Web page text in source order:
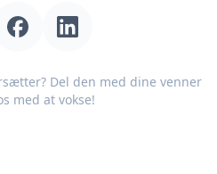
Del den med dine venner
med at vokse!